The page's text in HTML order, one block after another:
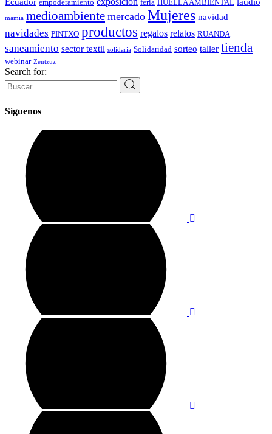
empoderamiento feria HUELLA AMBIENTAL
mamia medioambiente mercado Mujeres navidad
navidades PINTXO productos regalos relatos RUANDA
saneamiento sector textil solidaria Solidaridad sorteo taller tienda
webinar Zentzuz
Search for:
Síguenos